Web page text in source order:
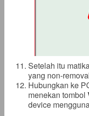
Setelah itu
yang non-
Hubungkan ke
menekan tombol
device